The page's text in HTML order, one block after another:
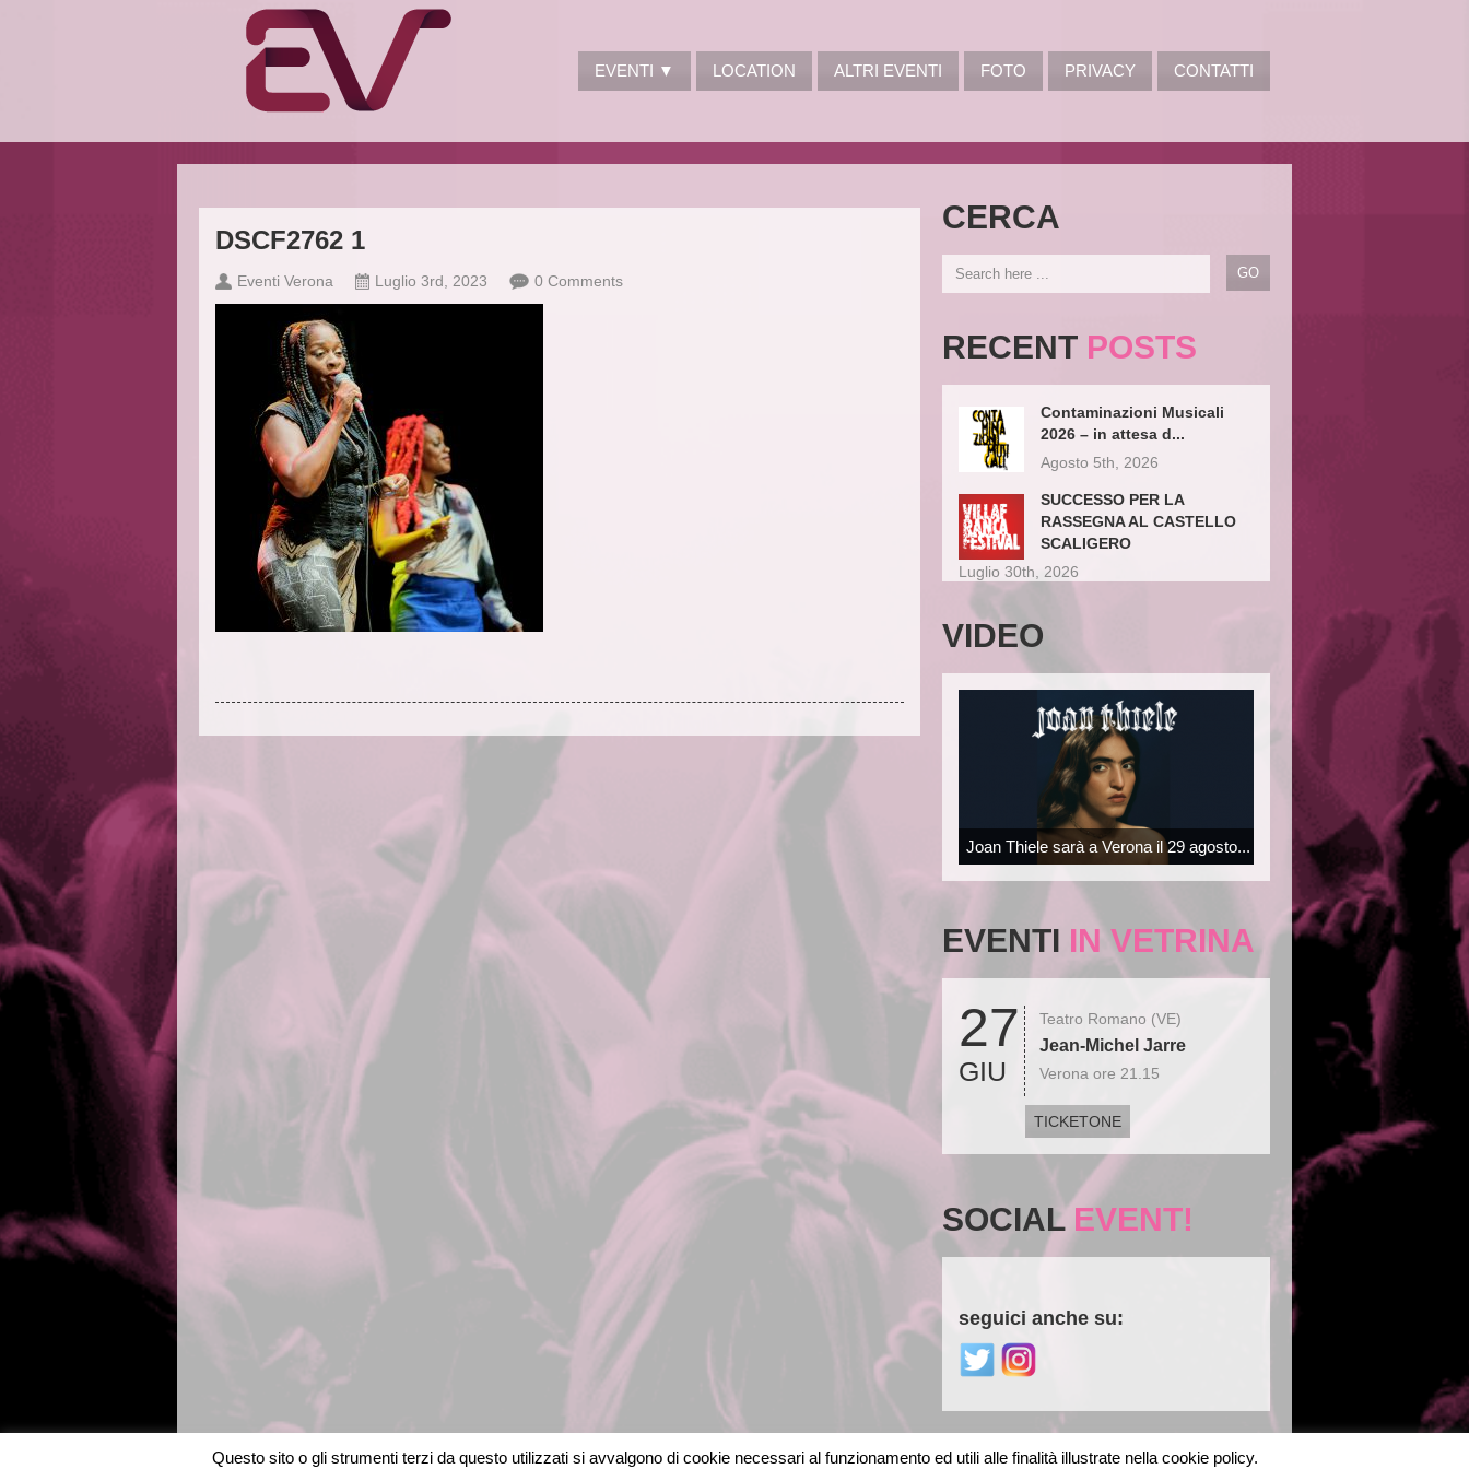
EVENTI ▼ LOCATION ALTRI EVENTI FOTO PRIVACY CONTATTI
CERCA
RECENT POSTS
Contaminazioni Musicali
2026 – in attesa d...
Agosto 5th, 2026
SUCCESSO PER LA
RASSEGNA AL CASTELLO
SCALIGERO
Luglio 30th, 2026
VIDEO
Joan Thiele sarà a Verona il 29 agosto...
EVENTI IN VETRINA
27
GIU
Teatro Romano (VE)
Jean-Michel Jarre
Verona ore 21.15
TICKETONE
SOCIALEVENT!
seguici anche su:
DSCF2762 1
Eventi Verona Luglio 3rd, 2023 0 Comments
Questo sito o gli strumenti terzi da questo utilizzati si avvalgono di cookie necessari al funzionamento ed utili alle finalità illustrate nella cookie policy.